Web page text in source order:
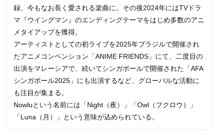
録、今もなお長く愛される楽曲に。その後2024年にはTVドラ
マ『ウイングマン』のエンディングテーマをはじめ多数のアニ
メタイアップを獲得。
アーティストとしての初ライブを2025年ブラジルで開催され
たアニメコンベンション「ANIME FRIENDS」にて、二度目の
出演をマレーシアで、続いてシンガポールで開催された「AFA
シンガポール2025」にも出演するなど、グローバルな活動に
も注目が集まる。
Nowluという名前には「Night（夜）」「Owl（フクロウ）」
「Luna（月）」という意味が込められている。